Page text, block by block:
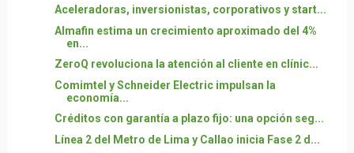
Aceleradoras, inversionistas, corporativos y start...
Almafin estima un crecimiento aproximado del 4%
en...
ZeroQ revoluciona la atención al cliente en clínic...
Comimtel y Schneider Electric impulsan la
economía...
Créditos con garantía a plazo fijo: una opción seg...
Línea 2 del Metro de Lima y Callao inicia Fase 2 d...